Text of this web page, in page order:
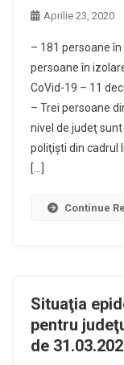
Aprilie 23, 2020
– 181 persoane
persoane în
CoVid-19 – 11
– Trei persoane
nivel de judeţ
poliţişti din cadrul
[…]
Continue
Situaţia
pentru
de